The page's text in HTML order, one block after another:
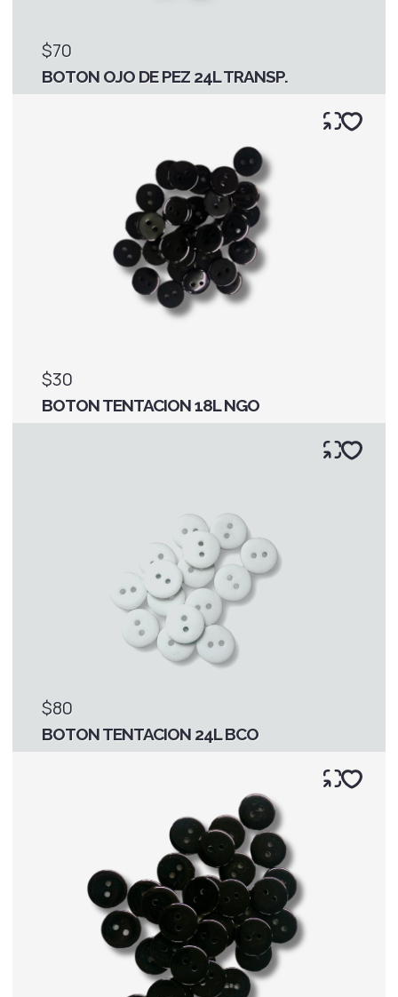
$70
BOTON OJO DE PEZ 24L TRANSP.
$30
BOTON TENTACION 18L NGO
$80
BOTON TENTACION 24L BCO